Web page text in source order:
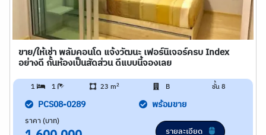
ขาย/ให้เช่า พลัมคอนโด แจ้งวัฒนะ เฟอร์นิเจอร์ครบ Index
อย่างดี กั้นห้องเป็นสัดส่วน ดีแบบนี้จองเลย
1 1 23 m2 B ชั้น 8
PCS08-0289 พร้อมขาย
ราคา (บาท)
รายละเอียด